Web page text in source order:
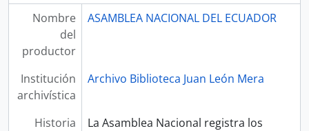
Nombre
del
productor
ASAMBLEA NACIONAL DEL ECUADOR
Institución
archivística
Archivo Biblioteca Juan León Mera
Historia
La Asamblea Nacional registra los